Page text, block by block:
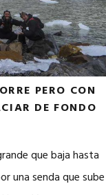
PERO CON
DE FONDO
que baja hasta
una senda que sube